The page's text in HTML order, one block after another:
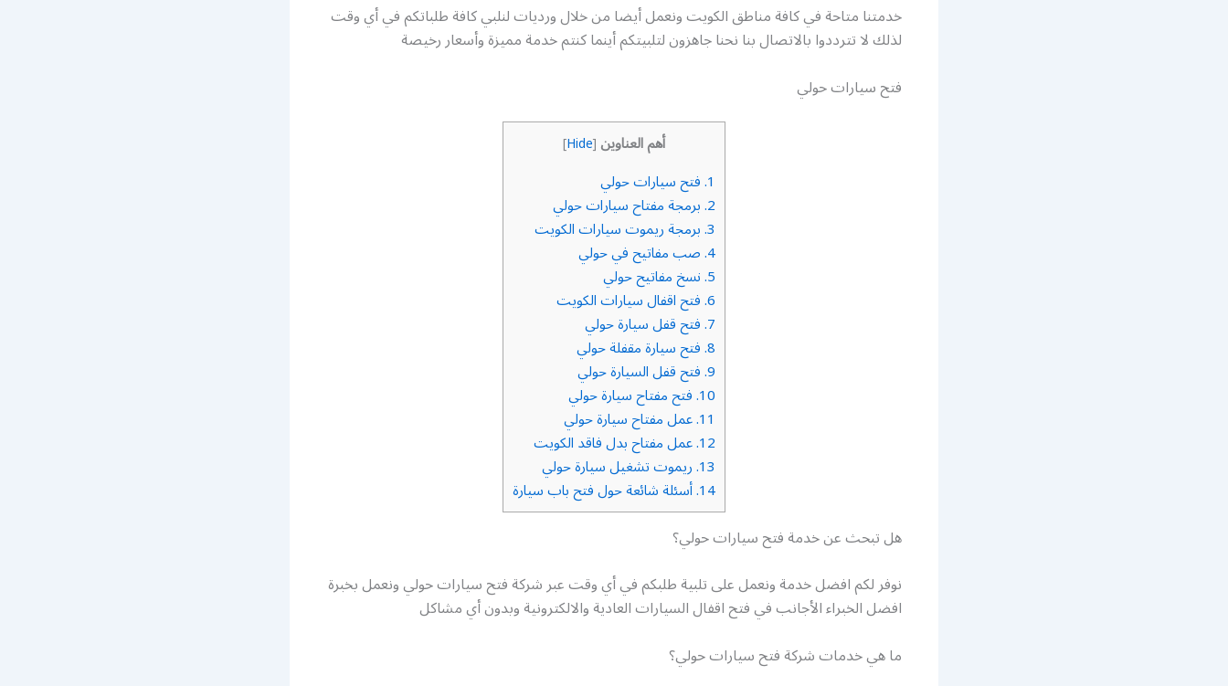
خدمتنا متاحة في كافة مناطق الكويت ونعمل أيضا من خلال ورديات لنلبي كافة طلباتكم في أي وقت
لذلك لا تترددوا بالاتصال بنا نحنا جاهزون لتلبيتكم أينما كنتم خدمة مميزة وأسعار رخيصة
فتح سيارات حولي
أهم العناوين [
Hide
]
1. فتح سيارات حولي
2. برمجة مفتاح سيارات حولي
3. برمجة ريموت سيارات الكويت
4. صب مفاتيح في حولي
5. نسخ مفاتيح حولي
6. فتح اقفال سيارات الكويت
7. فتح قفل سيارة حولي
8. فتح سيارة مقفلة حولي
9. فتح قفل السيارة حولي
10. فتح مفتاح سيارة حولي
11. عمل مفتاح سيارة حولي
12. عمل مفتاح بدل فاقد الكويت
13. ريموت تشغيل سيارة حولي
14. أسئلة شائعة حول فتح باب سيارة
هل تبحث عن خدمة فتح سيارات حولي؟
نوفر لكم افضل خدمة ونعمل على تلبية طلبكم في أي وقت عبر شركة فتح سيارات حولي ونعمل بخبرة
افضل الخبراء الأجانب في فتح اقفال السيارات العادية والالكترونية وبدون أي مشاكل
ما هي خدمات شركة فتح سيارات حولي؟